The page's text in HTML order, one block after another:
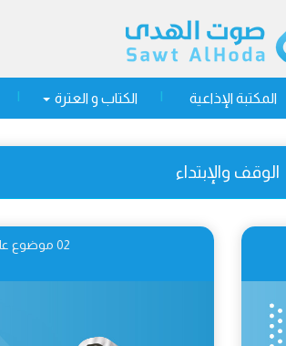
المكتبة الإذاعية الكتاب و العترة
الوقف والإبتداء
02 موضوع علم الوقف والابتداء وأهميته